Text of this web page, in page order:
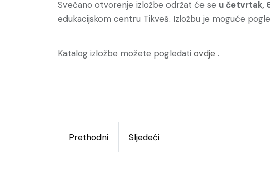
Svečano otvorenje izložbe održat će se u četvrtak,
edukacijskom centru Tikveš. Izložbu je moguće
Katalog izložbe možete pogledati ovdje .
Prethodni Sljedeći